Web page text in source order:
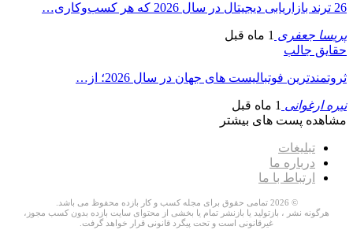
26 ترند بازاریابی دیجیتال در سال 2026 که هر کسب‌وکاری…
پریسا جعفری 1 ماه قبل
حقایق جالب
ثروتمندترین فوتبالیست های جهان در سال 2026؛ از…
نیره ارغوانی 1 ماه قبل
مشاهده پست های بیشتر
تبلیغات
درباره ما
ارتباط با ما
© 2026 تمامی حقوق برای مجله کسب و کار بازده محفوظ می باشد.
هرگونه نشر ، بازتولید یا بازنشر تمام یا بخشی از محتوای سایت بازده بدون کسب مجوز،
غیرقانونی است و تحت پیگرد قانونی قرار خواهد گرفت.